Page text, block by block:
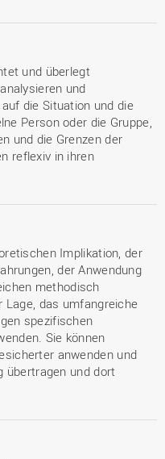
und überlegt
und
die Situation und die
Person oder die Gruppe,
und die Grenzen der
reflexiv in ihren
Implikation, der
der Anwendung
methodisch
Lage, das umfangreiche
spezifischen
Sie können
anwenden und
übertragen und dort